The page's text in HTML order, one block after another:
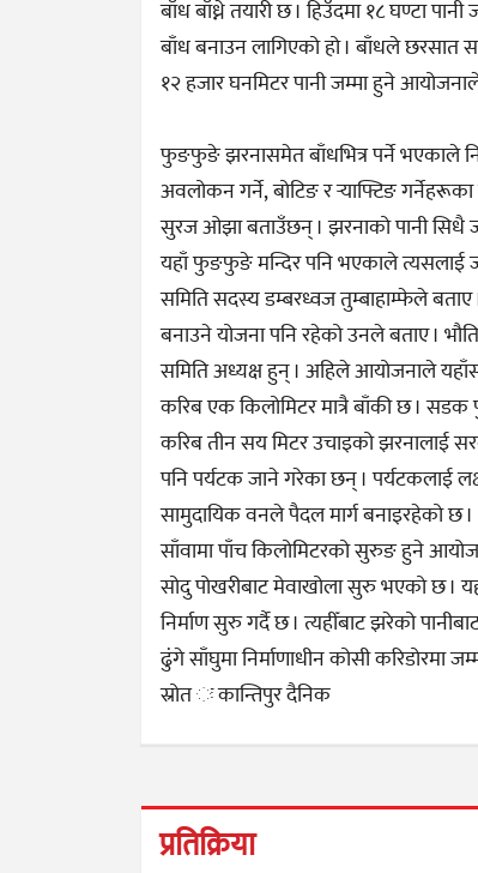
बाँध बाँध्ने तयारी छ । हिउँदमा १८ घण्टा
बाँध बनाउन लागिएको हो । बाँधले छरसात
१२ हजार घनमिटर पानी जम्मा हुने
फुङफुङे झरनासमेत बाँधभित्र पर्ने भएकाले
अवलोकन गर्ने, बोटिङ र र्‍याफ्टिङ
सुरज ओझा बताउँछन् । झरनाको पानी
यहाँ फुङफुङे मन्दिर पनि भएकाले त्यसलाई
समिति सदस्य डम्बरध्वज तुम्बाहाम्फेले
बनाउने योजना पनि रहेको उनले बताए ।
समिति अध्यक्ष हुन् । अहिले आयोजनाले
करिब एक किलोमिटर मात्रै बाँकी छ ।
करिब तीन सय मिटर उचाइको झरनालाई
पनि पर्यटक जाने गरेका छन् । पर्यटकलाई
सामुदायिक वनले पैदल मार्ग बनाइरहेको छ ।
साँवामा पाँच किलोमिटरको सुरुङ हुने
सोदु पोखरीबाट मेवाखोला सुरु भएको छ ।
निर्माण सुरु गर्दै छ । त्यहीँबाट झरेको
ढुंगे साँघुमा निर्माणाधीन कोसी करिडोरमा
स्रोत ः कान्तिपुर दैनिक
प्रतिक्रिया